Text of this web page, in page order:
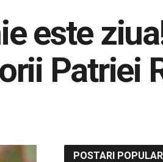
este
Patriei
POSTARI